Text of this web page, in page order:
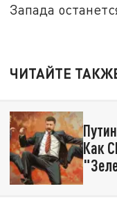
Запада
ЧИТАЙТЕ
Как